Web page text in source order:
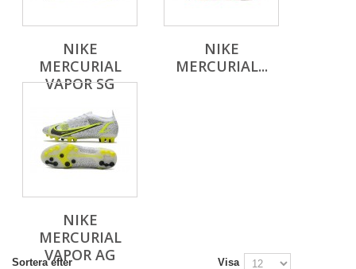
NIKE
MERCURIAL
VAPOR SG
NIKE
MERCURIAL...
NIKE
MERCURIAL
VAPOR AG
Sortera efter
Visa